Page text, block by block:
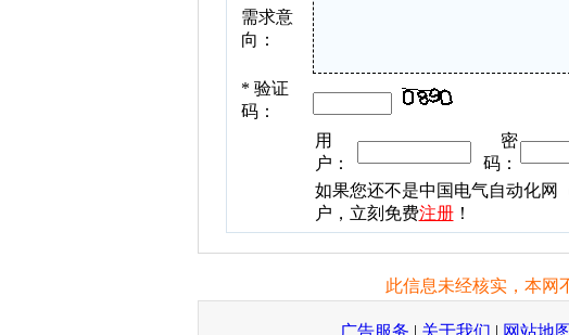
需求意
向：
* 验证
码：
用
户：
密
码：
如果您还不是中国电气自动化网
户，立刻免费注册！
此信息未经核实，本网
广告服务 | 关于我们 | 网站地图